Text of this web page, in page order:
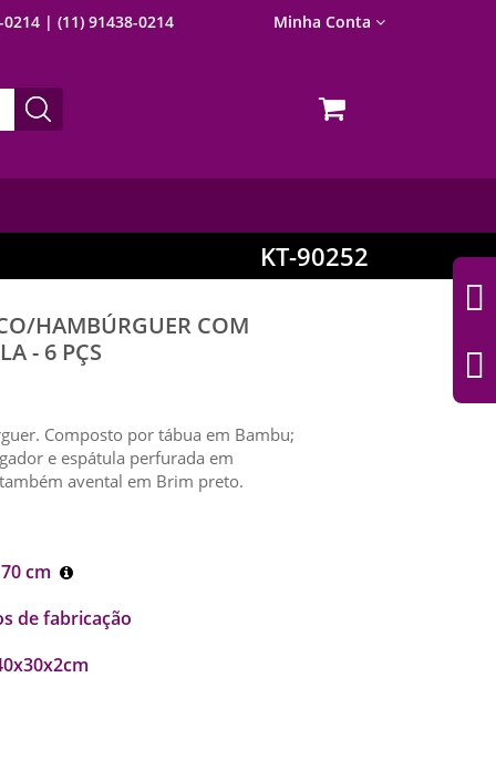
0214 | (11) 91438-0214 Minha Conta
KT-90252
HAMBÚRGUER COM
- 6 PÇS
Composto por tábua em Bambu;
e espátula perfurada em
avental em Brim preto.
cm
de fabricação